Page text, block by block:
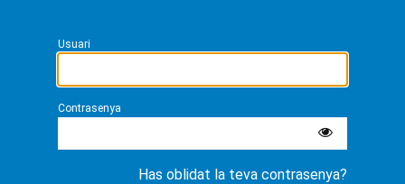
Usuari
Contrasenya
Has oblidat la teva contrasenya?